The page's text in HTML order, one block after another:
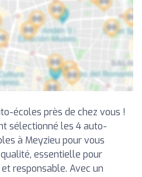
écoles près de chez vous !
sélectionné les 4 auto-
à Meyzieu pour vous
essentielle pour
responsable. Avec un